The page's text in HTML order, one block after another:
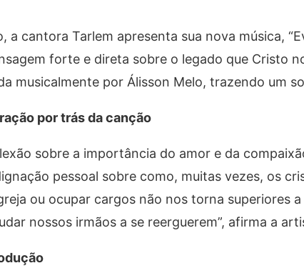
a cantora Tarlem apresenta sua nova música,
forte e direta sobre o legado que Cristo
musicalmente por Álisson Melo, trazendo um
por trás da canção
sobre a importância do amor e da
pessoal sobre como, muitas vezes, os
ou ocupar cargos não nos torna superiores
nossos irmãos a se reerguerem”, afirma a